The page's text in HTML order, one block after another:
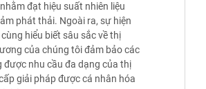
đạt hiệu suất nhiên liệu
phát thải. Ngoài ra, sự hiện
hiểu biết sâu sắc về thị
của chúng tôi đảm bảo các
được nhu cầu đa dạng của thị
giải pháp được cá nhân hóa